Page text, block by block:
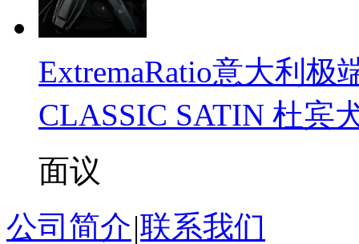
ExtremaRatio意大利
CLASSIC SATIN 杜宾
面议
公司简介|联系我们